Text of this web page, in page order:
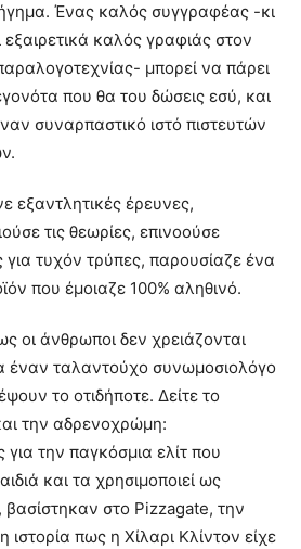
Ένας καλός συγγραφέας -κι
εξαιρετικά καλός γραφιάς στον
μπορεί να πάρει
που θα του δώσεις εσύ, και
συναρπαστικό ιστό πιστευτών
εξαντλητικές έρευνες,
τις θεωρίες, επινοούσε
για τυχόν τρύπες, παρουσίαζε ένα
που έμοιαζε 100% αληθινό.
οι άνθρωποι δεν χρειάζονται
έναν ταλαντούχο συνωμοσιολόγο
το οτιδήποτε. Δείτε το
την αδρενοχρώμη:
για την παγκόσμια ελίτ που
και τα χρησιμοποιεί ως
βασίστηκαν στο Pizzagate, την
ιστορία πως η Χίλαρι Κλίντον είχε